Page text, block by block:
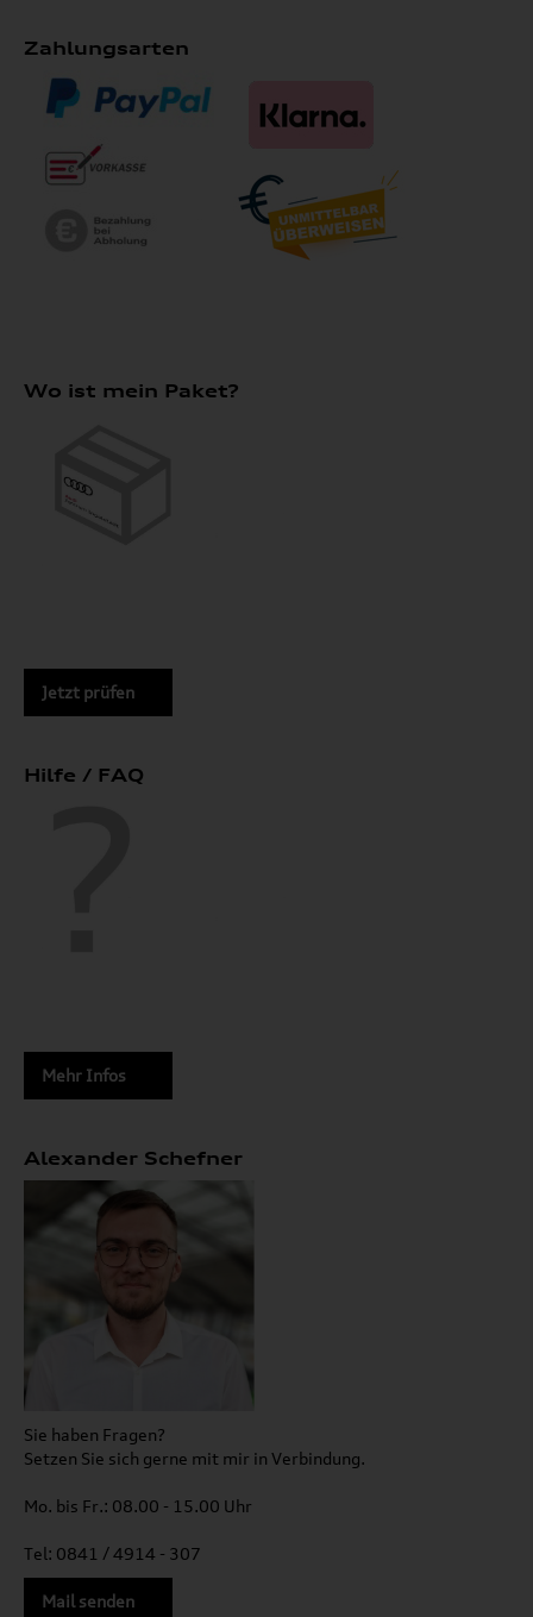
Zahlungsarten
Wo ist mein Paket?
Jetzt prüfen
Hilfe / FAQ
Mehr Infos
Alexander Schefner
Sie haben Fragen?
Setzen Sie sich gerne mit mir in Verbindung.
Mo. bis Fr.: 08.00 - 15.00 Uhr
Tel: 0841 / 4914 - 307
Mail senden